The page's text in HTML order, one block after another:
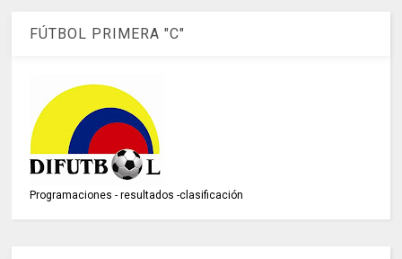
FÚTBOL PRIMERA "C"
Programaciones - resultados -clasificación